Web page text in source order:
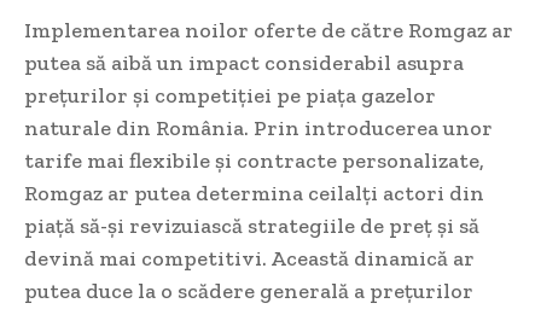
Implementarea noilor oferte de către Romgaz ar
putea să aibă un impact considerabil asupra
prețurilor și competiției pe piața gazelor
naturale din România. Prin introducerea unor
tarife mai flexibile și contracte personalizate,
Romgaz ar putea determina ceilalți actori din
piață să-și revizuiască strategiile de preț și să
devină mai competitivi. Această dinamică ar
putea duce la o scădere generală a prețurilor